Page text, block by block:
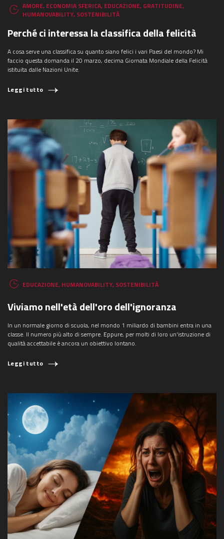
AMORE, ECONOMIA SFERICA, EDUCAZIONE, GRATITUDINE,
HUMANOVABILITY, SOSTENIBILITÀ
Perché ci interessa la classifica della felicità
A cosa serve una classifica su quanto siano felici i vari Paesi del mondo? Mi
faccio questa domanda il 20 marzo, decima Giornata Mondiale della Felicità
istituita dalle Nazioni Unite.
Leggi tutto
EDUCAZIONE, HUMANOVABILITY, SOSTENIBILITÀ
Viviamo nell'età dell'oro dell'ignoranza
In un normale giorno di scuola, nel mondo 1 miliardo di bambini entra in una
classe. Il numero più alto di sempre. Eppure, per molti di loro un'istruzione di
qualità accettabile è ancora un obiettivo lontano.
Leggi tutto COSA STAI CERCANDO?